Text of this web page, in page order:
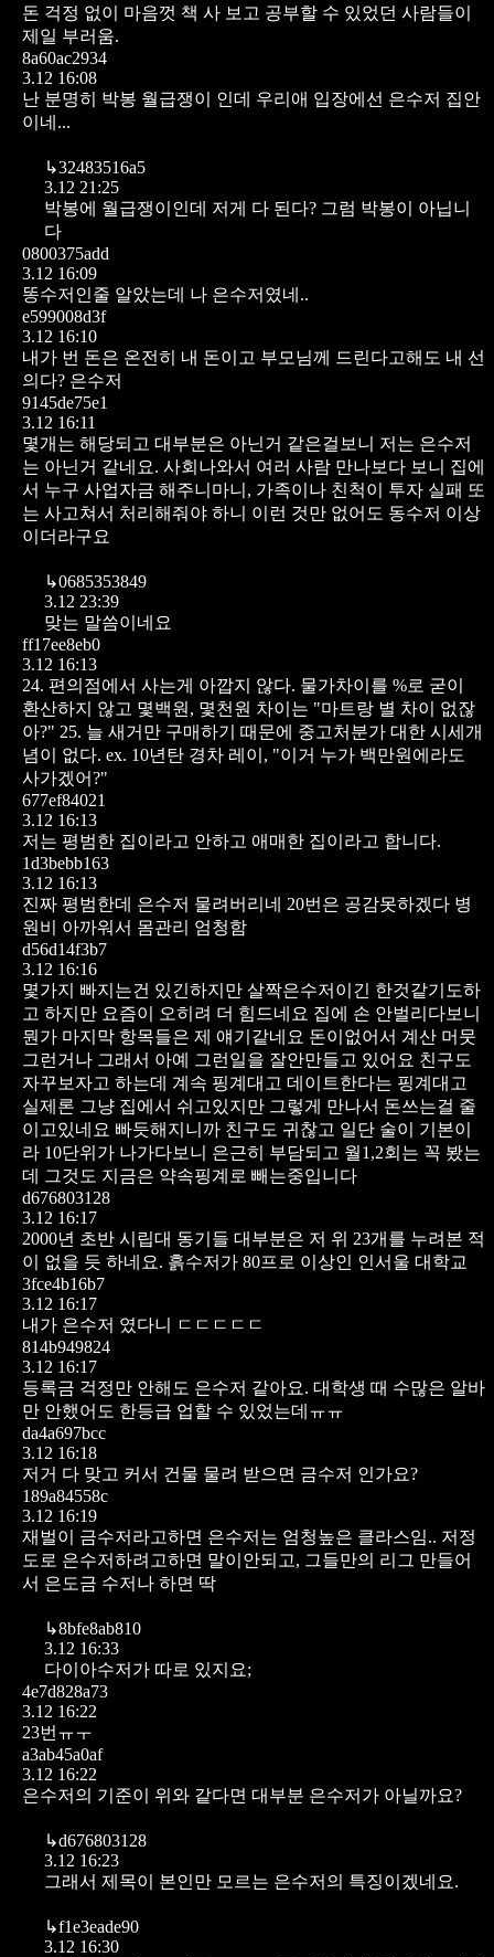
돈 걱정 없이 마음껏 책 사 보고 공부할 수 있었던 사람들이
제일 부러움.
8a60ac2934
3.12 16:08
난 분명히 박봉 월급쟁이 인데 우리애 입장에선 은수저 집안
이네...
↳32483516a5
3.12 21:25
박봉에 월급쟁이인데 저게 다 된다? 그럼 박봉이 아닙니
다
0800375add
3.12 16:09
똥수저인줄 알았는데 나 은수저였네..
e599008d3f
3.12 16:10
내가 번 돈은 온전히 내 돈이고 부모님께 드린다고해도 내 선
의다? 은수저
9145de75e1
3.12 16:11
몇개는 해당되고 대부분은 아닌거 같은걸보니 저는 은수저
는 아닌거 같네요. 사회나와서 여러 사람 만나보다 보니 집에
서 누구 사업자금 해주니마니, 가족이나 친척이 투자 실패 또
는 사고쳐서 처리해줘야 하니 이런 것만 없어도 동수저 이상
이더라구요
↳0685353849
3.12 23:39
맞는 말씀이네요
ff17ee8eb0
3.12 16:13
24. 편의점에서 사는게 아깝지 않다. 물가차이를 %로 굳이
환산하지 않고 몇백원, 몇천원 차이는 "마트랑 별 차이 없잖
아?" 25. 늘 새거만 구매하기 때문에 중고처분가 대한 시세개
념이 없다. ex. 10년탄 경차 레이, "이거 누가 백만원에라도
사가겠어?"
677ef84021
3.12 16:13
저는 평범한 집이라고 안하고 애매한 집이라고 합니다.
1d3bebb163
3.12 16:13
진짜 평범한데 은수저 물려버리네 20번은 공감못하겠다 병
원비 아까워서 몸관리 엄청함
d56d14f3b7
3.12 16:16
몇가지 빠지는건 있긴하지만 살짝은수저이긴 한것같기도하
고 하지만 요즘이 오히려 더 힘드네요 집에 손 안벌리다보니
뭔가 마지막 항목들은 제 얘기같네요 돈이없어서 계산 머뭇
그런거나 그래서 아예 그런일을 잘안만들고 있어요 친구도
자꾸보자고 하는데 계속 핑계대고 데이트한다는 핑계대고
실제론 그냥 집에서 쉬고있지만 그렇게 만나서 돈쓰는걸 줄
이고있네요 빠듯해지니까 친구도 귀찮고 일단 술이 기본이
라 10단위가 나가다보니 은근히 부담되고 월1,2회는 꼭 봤는
데
그것도 지금은 약속핑계로 빼는중입니다
d676803128
3.12 16:17
2000년 초반 시립대 동기들 대부분은 저 위 23개를 누려본 적
이 없을 듯 하네요. 흙수저가 80프로 이상인 인서울 대학교
3fce4b16b7
3.12 16:17
내가 은수저 였다니 ㄷㄷㄷㄷㄷ
814b949824
3.12 16:17
등록금 걱정만 안해도 은수저 같아요. 대학생 때 수많은 알바
만 안했어도 한등급 업할 수 있었는데ㅠㅠ
da4a697bcc
3.12 16:18
저거 다 맞고 커서 건물 물려 받으면 금수저 인가요?
189a84558c
3.12 16:19
재벌이 금수저라고하면 은수저는 엄청높은 클라스임.. 저정
도로 은수저하려고하면 말이안되고, 그들만의 리그 만들어
서 은도금 수저나 하면 딱
↳8bfe8ab810
3.12 16:33
다이아수저가 따로 있지요;
4e7d828a73
3.12 16:22
23번ㅠㅜ
a3ab45a0af
3.12 16:22
은수저의 기준이 위와 같다면 대부분 은수저가 아닐까요?
↳d676803128
3.12 16:23
그래서 제목이 본인만 모르는 은수저의 특징이겠네요.
↳f1e3eade90
3.12 16:30